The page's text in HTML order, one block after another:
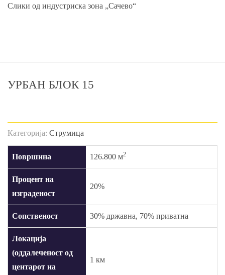
Слики од индустриска зона „Сачево“
УРБАН БЛОК 15
Категорија: Струмица
Површина 126.800 м2
Процент на
изграденост
20%
Сопственост 30% државна, 70% приватна
Локација
(оддалеченост од
центарот на
1 км